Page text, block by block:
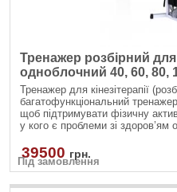
Тренажер розбірний для
одноблочний 40, 60, 80,
Тренажер для кінезітерапії
багатофункціональний
щоб підтримувати фізичну
у кого є проблеми зі здоров’ям
використовуватися в центрах
кабінетах лікувальної
для відновлення і підтримки
цілому.
39500 грн.
Під замовлення